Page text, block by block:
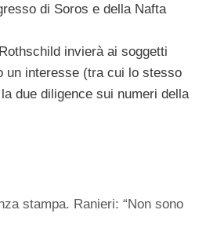
di Soros e della Nafta
invierà ai soggetti
un interesse (tra cui lo stesso
due diligence sui numeri della
stampa. Ranieri: “Non sono